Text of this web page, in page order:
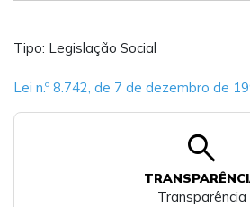
Tipo: Legislação Social
Lei n.º 8.742, de 7 de dezembro de
search
Transparência